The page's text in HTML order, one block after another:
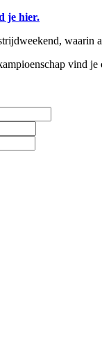
je hier.
waarin
vind je